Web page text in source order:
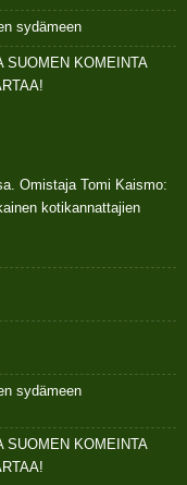
sydämeen
SUOMEN KOMEINTA
Omistaja Tomi Kaismo:
kotikannattajien
sydämeen
SUOMEN KOMEINTA